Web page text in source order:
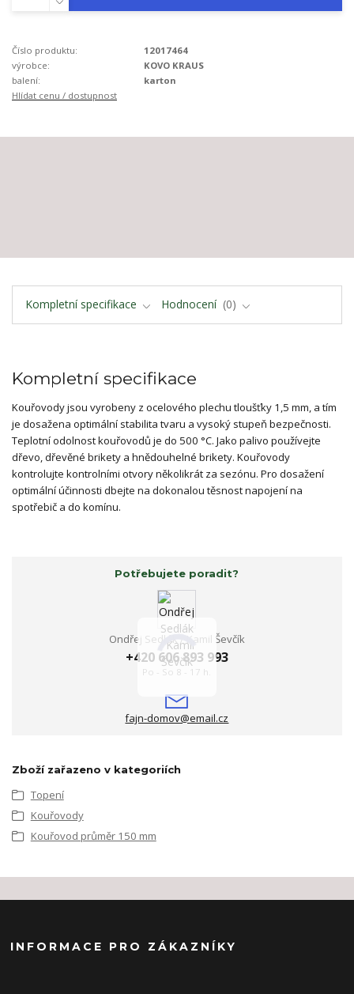
Číslo produktu:
12017464
výrobce:
KOVO KRAUS
balení:
karton
Hlídat cenu / dostupnost
Kompletní specifikace Hodnocení 0
Kompletní specifikace
Kouřovody jsou vyrobeny z ocelového plechu tloušťky 1,5 mm, a tím
je dosažena optimální stabilita tvaru a vysoký stupeň bezpečnosti.
Teplotní odolnost kouřovodů je do 500 °C. Jako palivo používejte
dřevo, dřevěné brikety a hnědouhelné brikety. Kouřovody
kontrolujte kontrolními otvory několikrát za sezónu. Pro dosažení
optimální účinnosti dbejte na dokonalou těsnost napojení na
spotřebič a do komínu.
Potřebujete poradit?
Ondřej Sedlák / Kamil Ševčík
+420 606 893 993
Po - So 8 - 17 h.
fajn-domov@email.cz
Zboží zařazeno v kategoriích
Topení
Kouřovody
Kouřovod průměr 150 mm
INFORMACE PRO ZÁKAZNÍKY